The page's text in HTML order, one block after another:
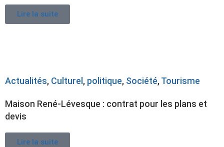
Lire la suite
Actualités, Culturel, politique, Société,Tourisme
Maison René-Lévesque : contrat pour les plans et
devis
Lire la suite